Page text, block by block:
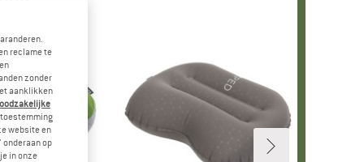
reclame te
zonder
aanklikken
toestemming
website en
onderaan op
in onze